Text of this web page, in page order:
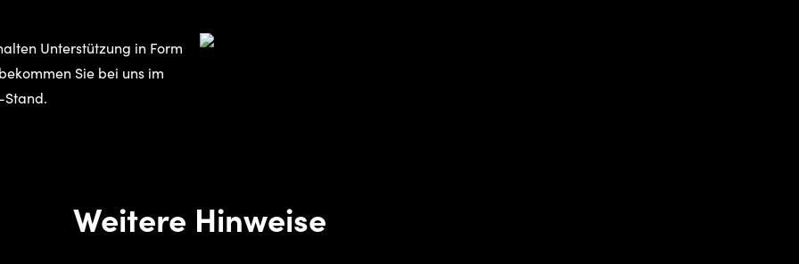
Unterstützung in Form
Sie bei uns im
Weitere Hinweise